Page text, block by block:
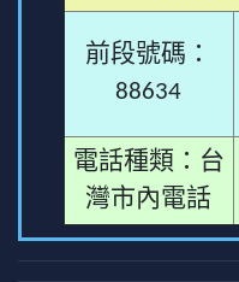
前段號碼：
88634
電話種類：台
灣市內電話